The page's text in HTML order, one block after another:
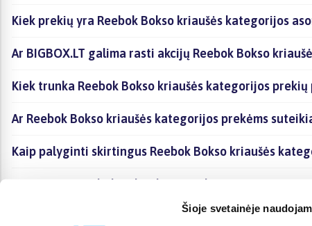
Šioje svetainėje
Kiek prekių yra Reebok Bokso kriaušės kategorijos
Ar BIGBOX.LT galima rasti akcijų Reebok Bokso
Kiek trunka Reebok Bokso kriaušės kategorijos
Ar Reebok Bokso kriaušės kategorijos prekėms
Kaip palyginti skirtingus Reebok Bokso kriaušės
Kaip įsigyti Reebok Bokso kriaušės kategorijoje